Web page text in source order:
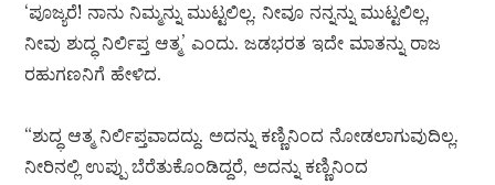
‘ಪೂಜ್ಯರೆ! ನಾನು ನಿಮ್ಮನ್ನು ಮುಟ್ಟಲಿಲ್ಲ. ನೀವೂ ನನ್ನನ್ನು ಮುಟ್ಟಲಿಲ್ಲ,
ನೀವು ಶುದ್ಧ ನಿರ್ಲಿಪ್ತ ಆತ್ಮ’ ಎಂದು. ಜಡಭರತ ಇದೇ ಮಾತನ್ನು ರಾಜ
ರಹುಗಣನಿಗೆ ಹೇಳಿದ.
“ಶುದ್ಧ ಆತ್ಮ ನಿರ್ಲಿಪ್ತವಾದದ್ದು. ಅದನ್ನು ಕಣ್ಣಿನಿಂದ ನೋಡಲಾಗುವುದಿಲ್ಲ.
ನೀರಿನಲ್ಲಿ ಉಪ್ಪು ಬೆರೆತುಕೊಂಡಿದ್ದರೆ, ಅದನ್ನು ಕಣ್ಣಿನಿಂದ